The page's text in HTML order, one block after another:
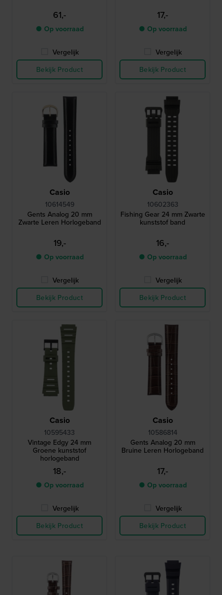
61,-
● Op voorraad
Vergelijk
Bekijk Product
17,-
● Op voorraad
Vergelijk
Bekijk Product
Casio
10614549
Gents Analog 20 mm
Zwarte Leren Horlogeband
19,-
● Op voorraad
Vergelijk
Bekijk Product
Casio
10602363
Fishing Gear 24 mm Zwarte
kunststof band
16,-
● Op voorraad
Vergelijk
Bekijk Product
Casio
10595433
Vintage Edgy 24 mm
Groene kunststof
horlogeband
18,-
● Op voorraad
Vergelijk
Bekijk Product
Casio
10586814
Gents Analog 20 mm
Bruine Leren Horlogeband
17,-
● Op voorraad
Vergelijk
Bekijk Product